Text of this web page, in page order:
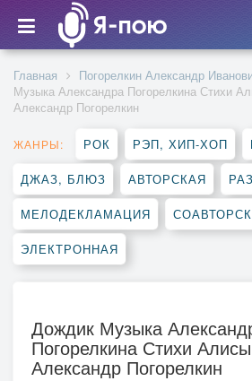
Главная Погорелкин Александр
Музыка Александра Погорелкина Стихи
Александр Погорелкин
ЖАНРЫ: РОК РЭП, ХИП-ХОП
ДЖАЗ, БЛЮЗ АВТОРСКАЯ
МЕЛОДЕКЛАМАЦИЯ
ЭЛЕКТРОННАЯ
Дождик Музыка
Погорелкина Стихи
Александр Погорелкин